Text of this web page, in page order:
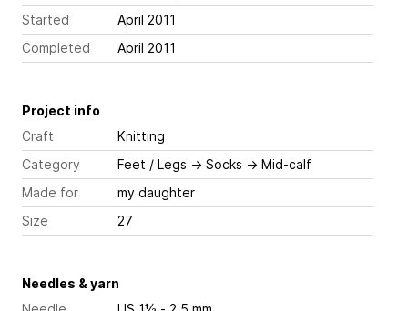
Started
April 2011
Completed
April 2011
Project info
Craft
Knitting
Category
Feet / Legs → Socks → Mid-calf
Made for
my daughter
Size
27
Needles & yarn